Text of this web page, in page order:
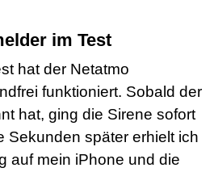
im Test
hat der Netatmo
funktioniert. Sobald der
hat, ging die Sirene sofort
Sekunden später erhielt ich
auf mein iPhone und die